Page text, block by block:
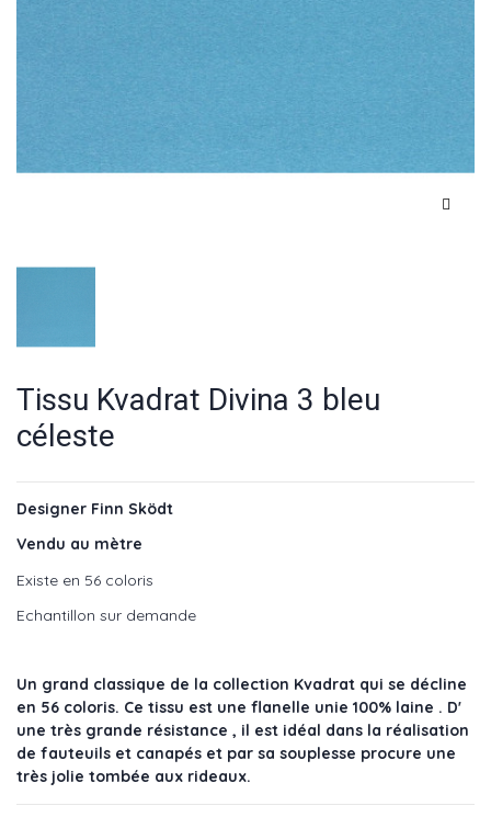
Tissu Kvadrat Divina 3 bleu
céleste
Designer Finn Sködt
Vendu au mètre
Existe en 56 coloris
Echantillon sur demande
Un grand classique de la collection Kvadrat qui se décline
en 56 coloris. Ce tissu est une flanelle unie 100% laine . D'
une très grande résistance , il est idéal dans la réalisation
de fauteuils et canapés et par sa souplesse procure une
très jolie tombée aux rideaux.